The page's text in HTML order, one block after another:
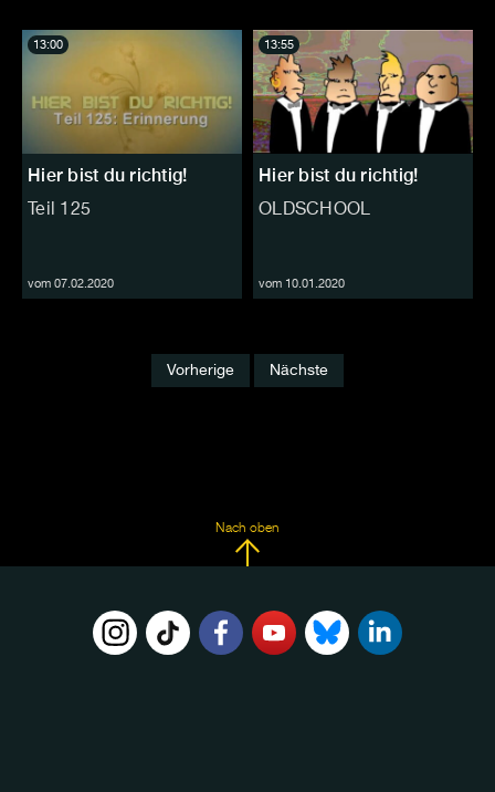
Hier bist du richtig!
Teil 125
vom 07.02.2020
13:00
Hier bist du richtig!
OLDSCHOOL
vom 10.01.2020
13:55
Vorherige Nächste
Nach oben